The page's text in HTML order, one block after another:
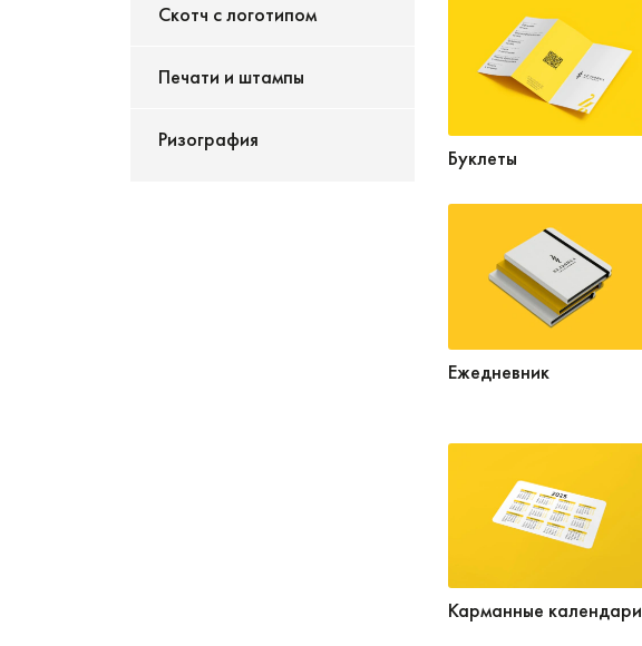
Скотч с логотипом
Печати и штампы
Ризография
Буклеты
Ежедневник
Карманные календари